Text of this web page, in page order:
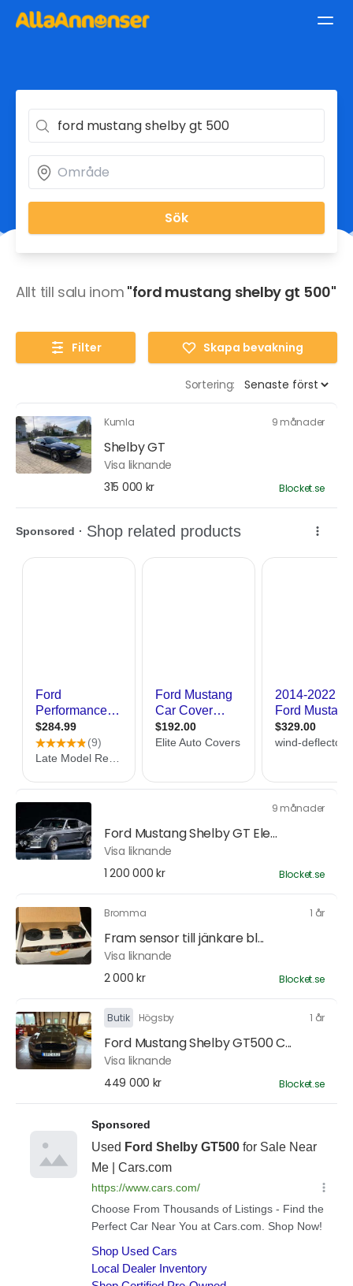
Sök
Allt till salu inom "ford mustang shelby gt 500"
Filter Skapa bevakning
Sortering:
Kumla 9 månader
Shelby GT
Visa liknande
315 000 kr
Blocket.se
9 månader
Ford Mustang Shelby GT Ele...
Visa liknande
1 200 000 kr
Blocket.se
Bromma 1 år
Fram sensor till jänkare bl...
Visa liknande
2 000 kr
Blocket.se
Butik Högsby 1 år
Ford Mustang Shelby GT500 C...
Visa liknande
449 000 kr
Blocket.se